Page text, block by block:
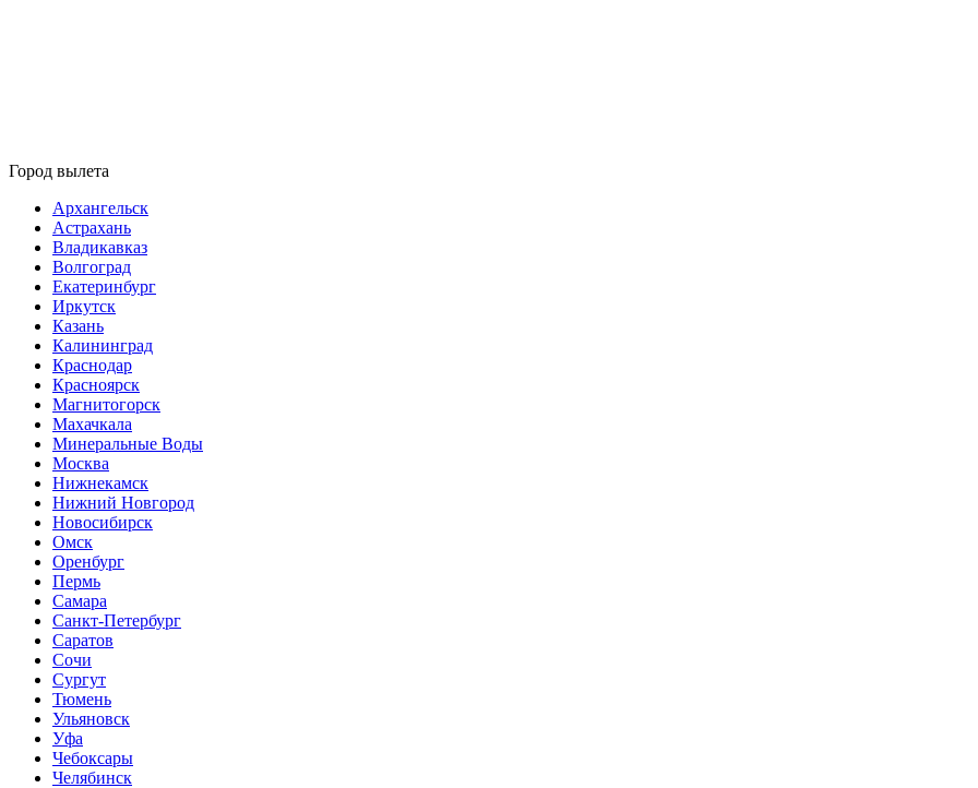
Город вылета
Архангельск
Астрахань
Владикавказ
Волгоград
Екатеринбург
Иркутск
Казань
Калининград
Краснодар
Красноярск
Магнитогорск
Махачкала
Минеральные Воды
Москва
Нижнекамск
Нижний Новгород
Новосибирск
Омск
Оренбург
Пермь
Самара
Санкт-Петербург
Саратов
Сочи
Сургут
Тюмень
Ульяновск
Уфа
Чебоксары
Челябинск